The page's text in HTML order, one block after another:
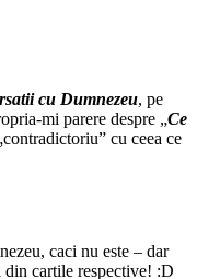
cu Dumnezeu, pe
mi parere despre „Ce
cu ceea ce
caci nu este – dar
din cartile respective! :D